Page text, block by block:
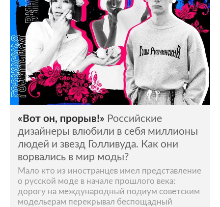
«Вот он, прорыв!» Российские
дизайнеры влюбили в себя миллионы
людей и звезд Голливуда. Как они
ворвались в мир моды?
Мало кто из иностранцев имел представление
о русской моде в начале прошлого века:
дорогу на международный подиум советским
модельерам перекрывал беспощадный